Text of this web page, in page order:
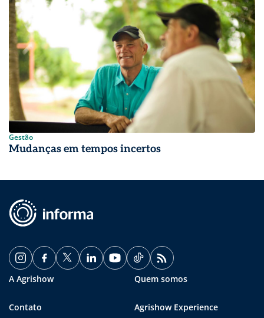
Gestão
Mudanças em tempos incertos
A Agrishow Quem somos
Contato Agrishow Experience